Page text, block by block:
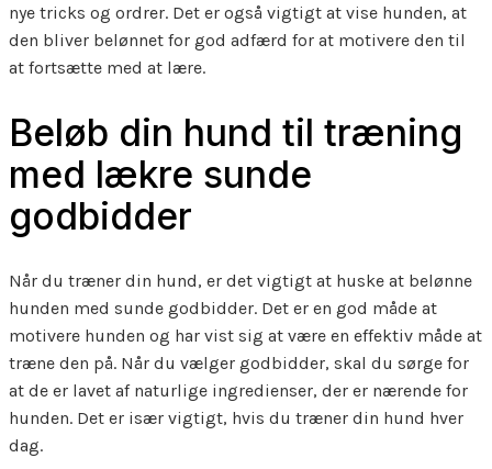
nye tricks og ordrer. Det er også vigtigt at vise hunden, at
den bliver belønnet for god adfærd for at motivere den til
at fortsætte med at lære.
Beløb din hund til træning
med lækre sunde
godbidder
Når du træner din hund, er det vigtigt at huske at belønne
hunden med sunde godbidder. Det er en god måde at
motivere hunden og har vist sig at være en effektiv måde at
træne den på. Når du vælger godbidder, skal du sørge for
at de er lavet af naturlige ingredienser, der er nærende for
hunden. Det er især vigtigt, hvis du træner din hund hver
dag.